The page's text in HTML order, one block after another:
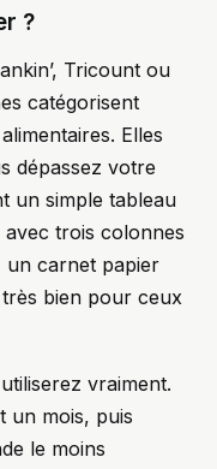
?
Tricount ou
catégorisent
Elles
dépassez votre
un simple tableau
trois colonnes
un carnet papier
bien pour ceux
vraiment.
un mois, puis
le moins